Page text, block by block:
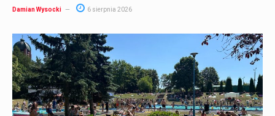
Damian Wysocki 6 sierpnia 2026